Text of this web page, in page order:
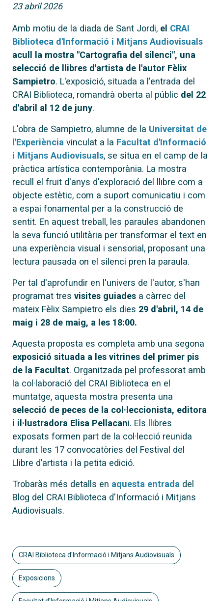
23 abril 2026
Amb motiu de la diada de Sant Jordi, el CRAI
Biblioteca d'Informació i Mitjans Audiovisuals
acull la mostra "Cartografia del silenci", una
selecció de llibres d'artista de l'autor Fèlix
Sampietro. L'exposició, situada a l'entrada del
CRAI Biblioteca, romandrà oberta al públic del 22
d'abril al 12 de juny.
L'obra de Sampietro, alumne de la Universitat de
l'Experiència vinculat a la Facultat d'Informació
i Mitjans Audiovisuals, se situa en el camp de la
pràctica artística contemporània. La mostra
recull el fruit d'anys d'exploració del llibre com a
objecte estètic, com a suport comunicatiu i com
a espai fonamental per a la construcció de
sentit. En aquest treball, les paraules abandonen
la seva funció utilitària per transformar el text en
una experiència visual i sensorial, proposant una
lectura pausada on el silenci pren la paraula.
Per tal d'aprofundir en l'univers de l'autor, s'han
programat tres visites guiades a càrrec del
mateix Fèlix Sampietro els dies 29 d'abril, 14 de
maig i 28 de maig, a les 18:00.
Aquesta proposta es completa amb una segona
exposició situada a les vitrines del primer pis
de la Facultat. Organitzada pel professorat amb
la col·laboració del CRAI Biblioteca en el
muntatge, aquesta mostra presenta una
selecció de peces de la col·leccionista, editora
i il·lustradora Elisa Pellacani. Els llibres
exposats formen part de la col·lecció reunida
durant les 17 convocatòries del Festival del
Llibre d’artista i la petita edició.
Trobaràs més detalls en aquesta entrada del
Blog del CRAI Biblioteca d'Informació i Mitjans
Audiovisuals.
CRAI Biblioteca d'Informació i Mitjans Audiovisuals
Exposicions